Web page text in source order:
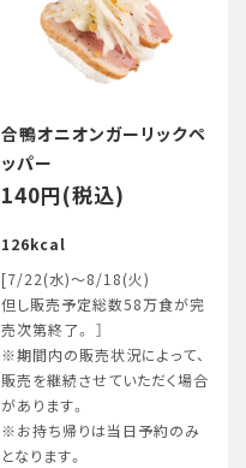
合鴨オニオンガーリックペ
ッパー
140円(税込)
126kcal
[7/22(水)～8/18(火)
但し販売予定総数58万食が完
売次第終了。 ］
※期間内の販売状況によって、
販売を継続させていただく場合
があります。
※お持ち帰りは当日予約のみ
となります。